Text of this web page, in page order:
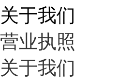
关于我们
营业执照
关于我们